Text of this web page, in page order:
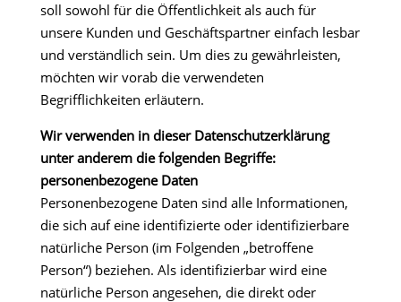
soll sowohl für die Öffentlichkeit als auch für
unsere Kunden und Geschäftspartner einfach lesbar
und verständlich sein. Um dies zu gewährleisten,
möchten wir vorab die verwendeten
Begrifflichkeiten erläutern.
Wir verwenden in dieser Datenschutzerklärung
unter anderem die folgenden Begriffe:
personenbezogene Daten
Personenbezogene Daten sind alle Informationen,
die sich auf eine identifizierte oder identifizierbare
natürliche Person (im Folgenden „betroffene
Person“) beziehen. Als identifizierbar wird eine
natürliche Person angesehen, die direkt oder